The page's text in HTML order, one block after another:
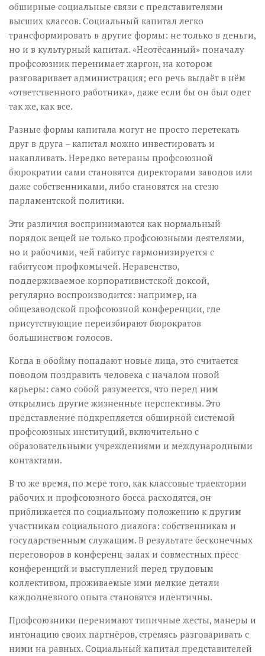
обширные социальные связи с представителями
высших классов. Социальный капитал легко
трансформировать в другие формы: не только в деньги,
но и в культурный капитал. «Неотёсанный» поначалу
профсоюзник перенимает жаргон, на котором
разговаривает администрация; его речь выдаёт в нём
«ответственного работника», даже если бы он был одет
так же, как все.
Разные формы капитала могут не просто перетекать
друг в друга – капитал можно инвестировать и
накапливать. Нередко ветераны профсоюзной
бюрократии сами становятся директорами заводов или
даже собственниками, либо становятся на стезю
парламентской политики.
Эти различия воспринимаются как нормальный
порядок вещей не только профсоюзными деятелями,
но и рабочими, чей габитус гармонизируется с
габитусом профкомычей. Неравенство,
поддерживаемое корпоративистской доксой,
регулярно воспроизводится: например, на
общезаводской профсоюзной конференции, где
присутствующие переизбирают бюрократов
большинством голосов.
Когда в обойму попадают новые лица, это считается
поводом поздравить человека с началом новой
карьеры: само собой разумеется, что перед ним
открылись другие жизненные перспективы. Это
представление подкрепляется обширной системой
профсоюзных институций, включительно с
образовательными учреждениями и международными
контактами.
В то же время, по мере того, как классовые траектории
рабочих и профсоюзного босса расходятся, он
приближается по социальному положению к другим
участникам социального диалога: собственникам и
государственным служащим. В результате бесконечных
переговоров в конференц-залах и совместных пресс-
конференций и выступлений перед трудовым
коллективом, проживаемые ими мелкие детали
каждодневного опыта становятся идентичны.
Профсоюзники перенимают типичные жесты, манеры и
интонацию своих партнёров, стремясь разговаривать с
ними на равных. Социальный капитал представителей